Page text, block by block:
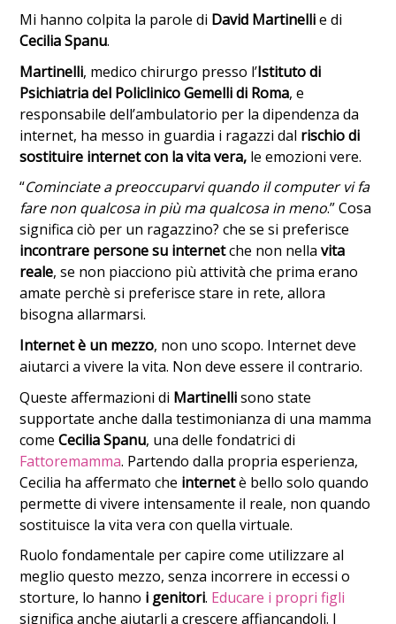
Mi hanno colpita la parole di David Martinellie di
Cecilia Spanu.
Martinelli, medico chirurgo presso l’Istituto di
Psichiatria del Policlinico Gemelli di Roma, e
responsabile dell’ambulatorio per la dipendenza da
internet, ha messo in guardia i ragazzi dal rischio di
sostituire internet con la vita vera, le emozioni vere.
“Cominciate a preoccuparvi quando il computer vi fa
fare non qualcosa in più ma qualcosa in meno.” Cosa
significa ciò per un ragazzino? che se si preferisce
incontrare persone su internetche non nellavita
reale, se non piacciono più attività che prima erano
amate perchè si preferisce stare in rete, allora
bisogna allarmarsi.
Internet è un mezzo, non uno scopo. Internet deve
aiutarci a vivere la vita. Non deve essere il contrario.
Queste affermazioni di Martinellisono state
supportate anche dalla testimonianza di una mamma
comeCecilia Spanu, una delle fondatrici di
Fattoremamma. Partendo dalla propria esperienza,
Cecilia ha affermato che internetè bello solo quando
permette di vivere intensamente il reale, non quando
sostituisce la vita vera con quella virtuale.
Ruolo fondamentale per capire come utilizzare al
meglio questo mezzo, senza incorrere in eccessi o
storture, lo hanno i genitori. Educare i propri figli
significa anche aiutarli a crescere affiancandoli. I